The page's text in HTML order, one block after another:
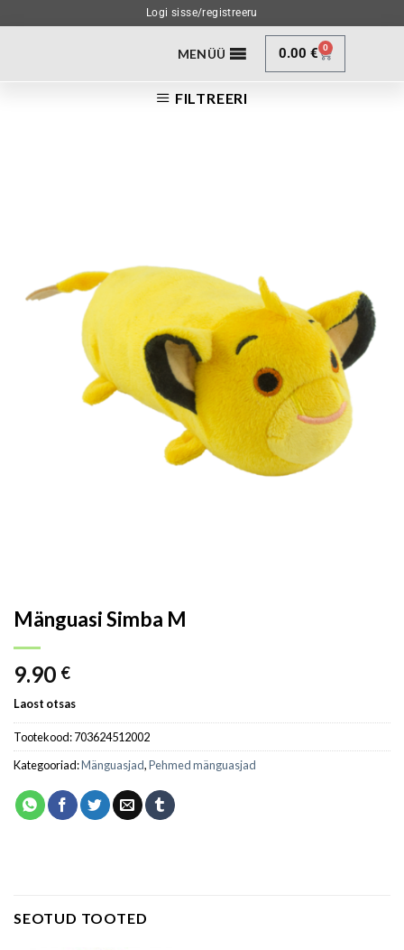
Logi sisse/registreeru
MENÜÜ 0.00€ 0
FILTREERI
Mänguasi Simba M
9.90 €
Laost otsas
Tootekood:703624512002
Kategooriad:Mänguasjad,Pehmed mänguasjad
SEOTUD TOOTED